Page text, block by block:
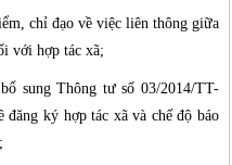
chỉ đạo về việc liên thông giữa
với hợp tác xã;
sung Thông tư số 03/2014/TT-
ký hợp tác xã và chế độ báo